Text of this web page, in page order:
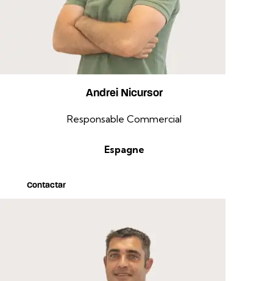
Andrei Nicursor
Responsable Commercial
Espagne
Contactar